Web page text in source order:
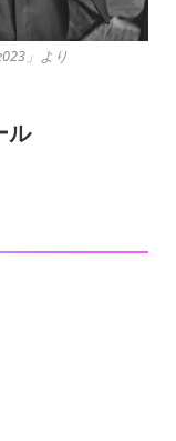
」より
ル